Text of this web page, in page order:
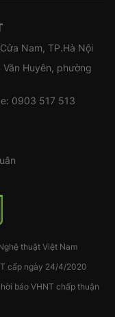
Nam, TP.Hà Nội
Huyên, phường
0903 517 513
thuật Việt Nam
cấp ngày 24/4/2020
báo VHNT chấp thuận